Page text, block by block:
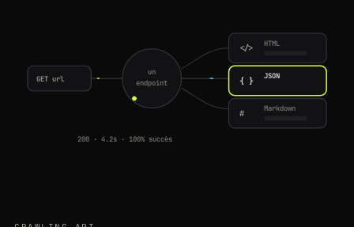
GET url
un
endpoint
</> HTML
{ } JSON
# Markdown
200 · 4.2s · 100% succès